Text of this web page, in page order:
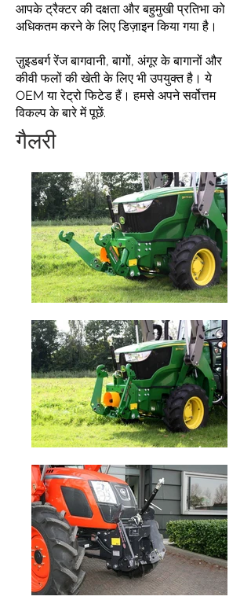
आपके ट्रैक्टर की दक्षता और बहुमुखी प्रतिभा को
अधिकतम करने के लिए डिज़ाइन किया गया है।
ज़ुइडबर्ग रेंज बागवानी, बागों, अंगूर के बागानों और
कीवी फलों की खेती के लिए भी उपयुक्त है। ये
OEM या रेट्रो फिटेड हैं। हमसे अपने सर्वोत्तम
विकल्प के बारे में पूछें.
गैलरी